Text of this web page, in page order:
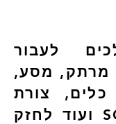
לעבור
מרתק, מסע,
כלים, צורת
חשיבה, SOM ועוד לחזק